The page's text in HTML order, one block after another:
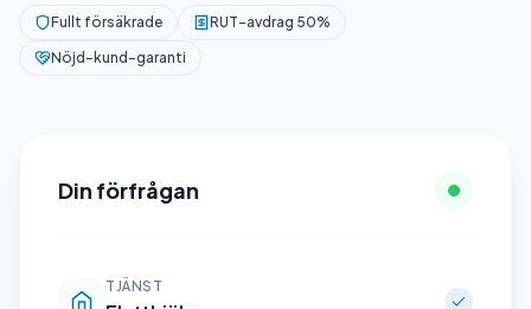
Fullt försäkrade
RUT-avdrag 50%
Nöjd-kund-garanti
Din förfrågan
TJÄNST